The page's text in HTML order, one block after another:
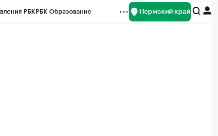
РБКРБК Образование Пермский край